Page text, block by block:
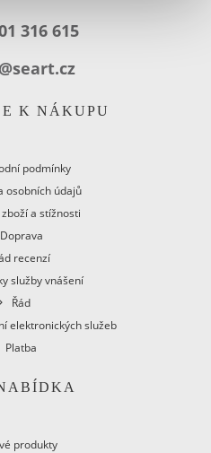
316 615
K NÁKUPU
podmínky
osobních údajů
a stížnosti
Doprava
recenzí
služby vnášení
Řád
elektronických služeb
Platba
produkty